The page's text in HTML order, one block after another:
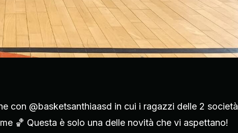
con @basketsanthiaasd in cui i ragazzi delle 2 società
🏀 Questa è solo una delle novità che vi aspettano!